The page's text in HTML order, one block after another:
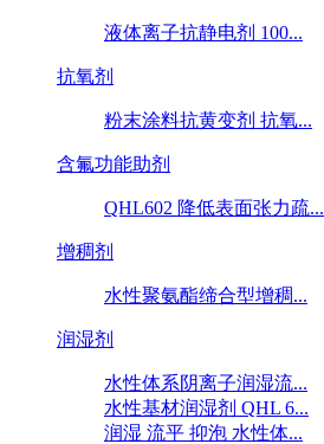
液体离子抗静电剂 100...
抗氧剂
粉末涂料抗黄变剂 抗氧...
含氟功能助剂
QHL602 降低表面张力疏...
增稠剂
水性聚氨酯缔合型增稠...
润湿剂
水性体系阴离子润湿流...
水性基材润湿剂 QHL 6...
润湿 流平 抑泡 水性体...